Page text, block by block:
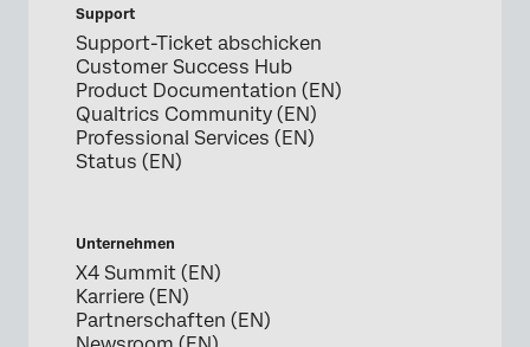
Support
Support-Ticket abschicken
Customer Success Hub
Product Documentation (EN)
Qualtrics Community (EN)
Professional Services (EN)
Status (EN)
Unternehmen
X4 Summit (EN)
Karriere (EN)
Partnerschaften (EN)